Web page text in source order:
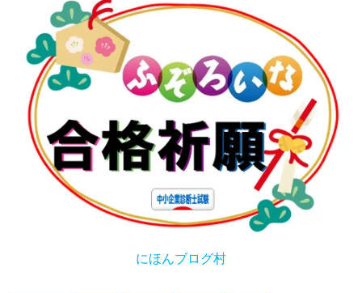
にほんブログ村